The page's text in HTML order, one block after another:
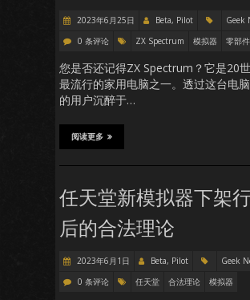
2023年6月25日 Beta, Pilot
Geek
0 条评论
ZX Spectrum 模拟器 零部件
您是否还记得ZX Spectrum？它是20
最流行的家用电脑之一。透过这台电
的用户沉醉于…
阅读更多
任天堂新模拟器下架
后的合法理论
2023年6月1日 Beta, Pilot
Geek
0 条评论
任天堂 合法理论 模拟器